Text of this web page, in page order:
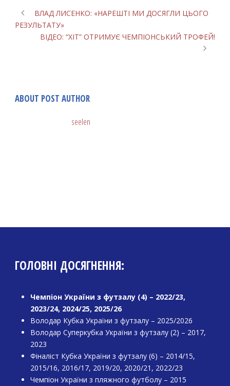
ВЛАД ЛИСЕНКО: «НАРЕШТІ МИ ДОСЯГЛИ ЦЬОГО
РЕЗУЛЬТАТУ»
ВІДЕО: “ХІТ” ОТРИМУЄ ЧЕМПІОНСЬКИЙ ТРОФЕЙ!
ABOUT POST AUTHOR
seelen
ГОЛОВНІ ДОСЯГНЕННЯ:
Чемпіон України з футзалу (4) – 2022/23,
2023/24, 2024/25, 2025/26
Володар Кубка України з футзалу – 2025/2026
Володар Суперкубка України з футзалу (2) – 2017,
2023
Фіналіст Кубка України з футзалу (6) – 2014/15,
2015/16, 2016/17, 2019/20, 2020/21, 2022/23
Чемпіон України з пляжного футболу – 2015